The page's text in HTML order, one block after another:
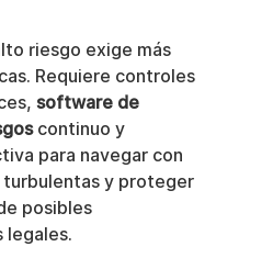
riesgo exige más
Requiere controles
software de
continuo y
para navegar con
turbulentas y proteger
posibles
legales.